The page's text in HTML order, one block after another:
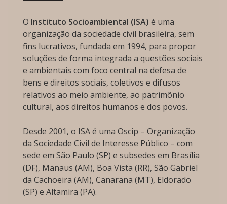
O Instituto Socioambiental (ISA) é uma
organização da sociedade civil brasileira, sem
fins lucrativos, fundada em 1994, para propor
soluções de forma integrada a questões sociais
e ambientais com foco central na defesa de
bens e direitos sociais, coletivos e difusos
relativos ao meio ambiente, ao patrimônio
cultural, aos direitos humanos e dos povos.
Desde 2001, o ISA é uma Oscip – Organização
da Sociedade Civil de Interesse Público – com
sede em São Paulo (SP) e subsedes em Brasília
(DF), Manaus (AM), Boa Vista (RR), São Gabriel
da Cachoeira (AM), Canarana (MT), Eldorado
(SP) e Altamira (PA).